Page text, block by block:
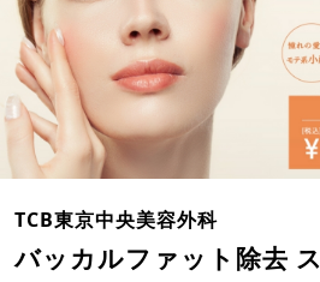
TCB東京中央美容外科
バッカルファット除去